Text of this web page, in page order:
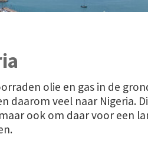
olie en gas in de
daarom veel naar Nigeria.
ook om daar voor een